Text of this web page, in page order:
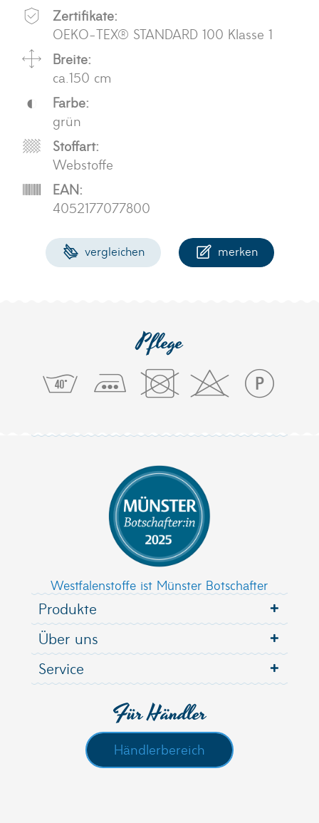
Zertifikate:
OEKO-TEX® STANDARD 100 Klasse 1
Breite:
ca.150 cm
Farbe:
grün
Stoffart:
Webstoffe
EAN:
4052177077800
vergleichen merken
Pflege
Westfalenstoffe ist Münster Botschafter
Produkte
Über uns
Service
Für Händler
Händlerbereich